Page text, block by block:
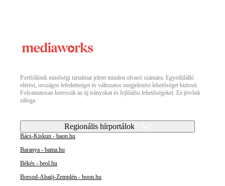
Portfóliónk minőségi tartalmat jelent minden olvasó számára. Egyedülálló
elérést, országos lefedettséget és változatos megjelenési lehetőséget biztosít.
Folyamatosan keressük az új irányokat és fejlődési lehetőségeket. Ez jövőnk
záloga.
Regionális hírportálok
Bács-Kiskun - baon.hu
Baranya - bama.hu
Békés - beol.hu
Borsod-Abaúj-Zemplén - boon.hu